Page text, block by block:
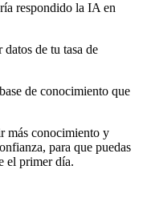
respondido la IA en
de tu tasa de
de conocimiento que
más conocimiento y
para que puedas
el primer día.